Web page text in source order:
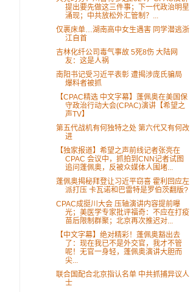
提出要先做这三件事；下一代政治明星
涌现；中共放松外汇管制？...
仅裹床单…湖南高中女生遇害 同学潜逃浙
江自首
吉林化纤公司毒气事故 5死8伤 大陆网
友：这是人祸
南阳书记受习近平表彰 遭揭涉庞氏骗局
爆料者被抓
【CPAC精选 中文字幕】蓬佩奥在美国保
守政治行动大会(CPAC)演讲【希望之
声TV】
第五代战机有何独特之处 第六代又有何改
进
【独家报道】希望之声前线记者张亮在
CPAC 会议中，抓拍到CNN记者试图
追问蓬佩奥，反被众媒体人围堵...
蓬佩奥揭秘拜登让习近平窃喜 霍利回应左
派打压 卡瓦诺和巴雷特是罗伯茨翻版?
CPAC成挺川大会 压轴演讲内容提前曝
光；美医学专家批评福奇：不应在打疫
苗后限制群聚；北京再次推迟对...
【中文字幕】绝对精彩！蓬佩奥豁出去
了：现在我已不是外交官，我才不管
呢！无官一身轻，蓬佩奥演讲大胆而
尖...
联合国配合北京指认名单 中共抓捕异议人
士